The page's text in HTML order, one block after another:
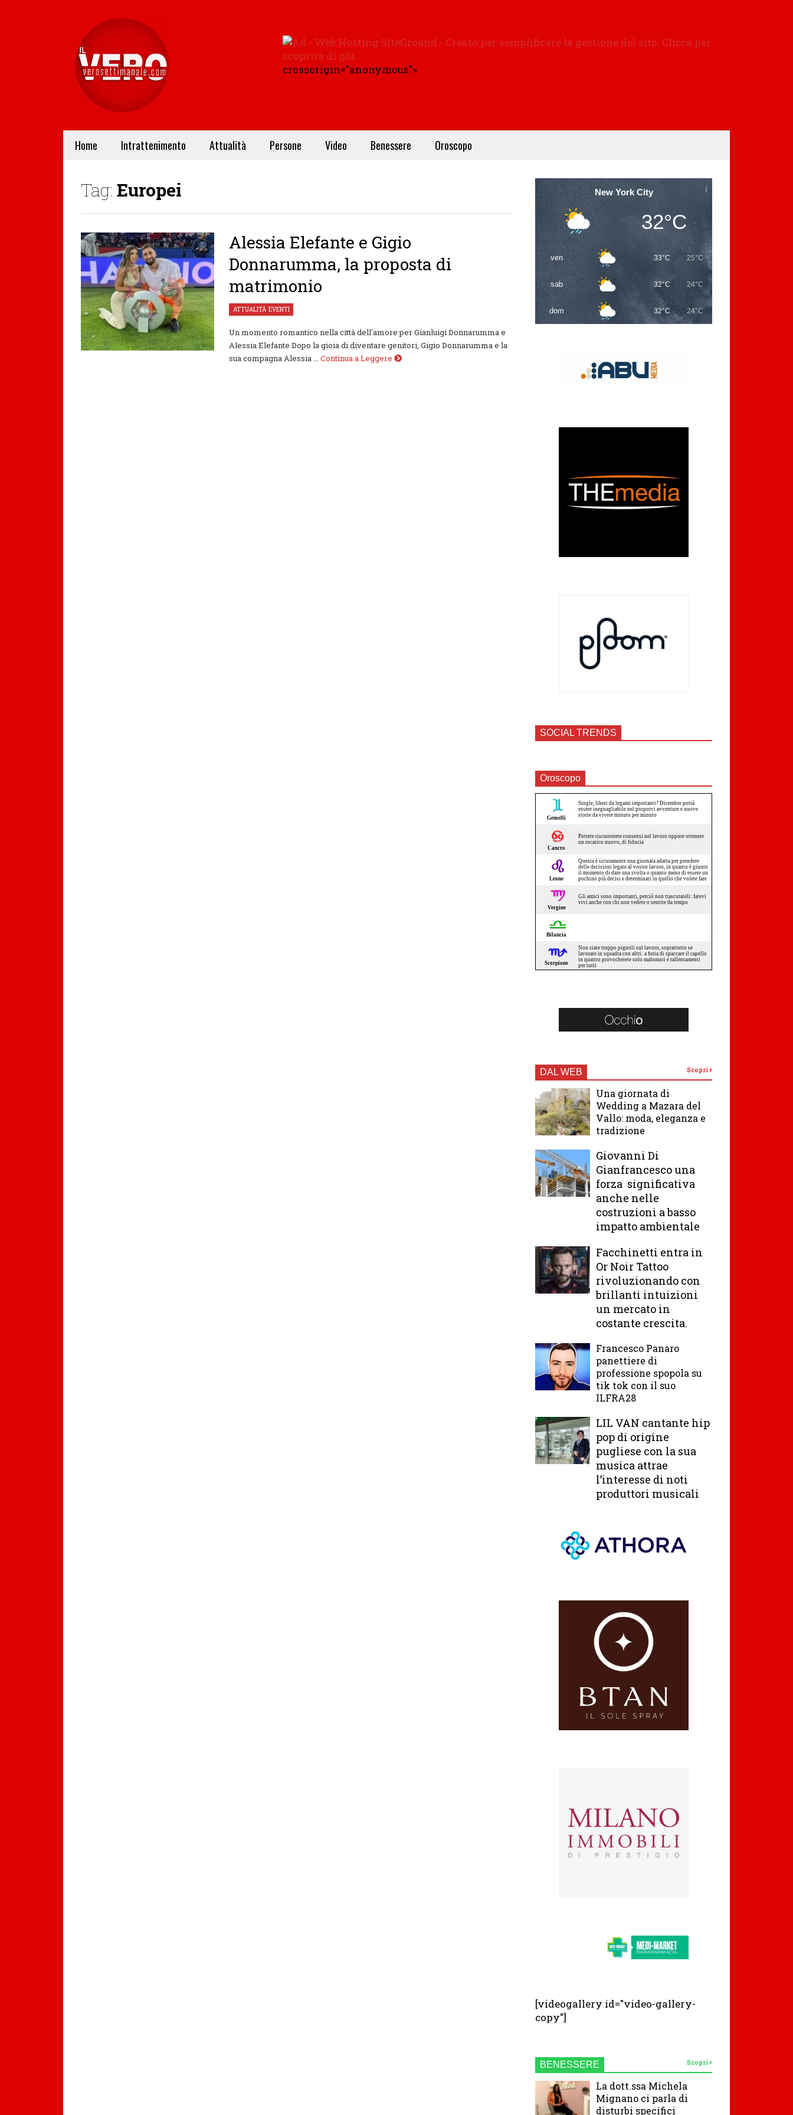
crossorigin="anonymous">
Home Intrattenimento Attualità Persone Video Benessere Oroscopo
Tag: Europei
Alessia Elefante e Gigio
Donnarumma, la proposta di
matrimonio
ATTUALITÀ,EVENTI
Un momento romantico nella città dell'amore per Gianluigi Donnarumma e
Alessia Elefante Dopo la gioia di diventare genitori, Gigio Donnarumma e la
sua compagna Alessia ... Continua a Leggere
New York City
32°C
ven 33°C 25°C
sab 32°C 24°C
dom 32°C 24°C
SOCIAL TRENDS
Oroscopo
DAL WEB Scopri
Una giornata di
Wedding a Mazara del
Vallo: moda, eleganza e
tradizione
Giovanni Di
Gianfrancesco una
forza significativa
anche nelle
costruzioni a basso
impatto ambientale
Facchinetti entra in
Or Noir Tattoo
rivoluzionando con
brillanti intuizioni
un mercato in
costante crescita.
Francesco Panaro
panettiere di
professione spopola su
tik tok con il suo
ILFRA28
LIL VAN cantante hip
pop di origine
pugliese con la sua
musica attrae
l’interesse di noti
produttori musicali
[videogallery id="video-gallery-
copy"]
BENESSERE Scopri
La dott.ssa Michela
Mignano ci parla di
disturbi specifici